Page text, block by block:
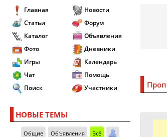
Главная
Статьи
Каталог
Фото
Игры
Чат
Поиск
Новости
Форум
Объявления
Дневники
Календарь
Помощь
Участники
НОВЫЕ ТЕМЫ
Общие Объявления Всё